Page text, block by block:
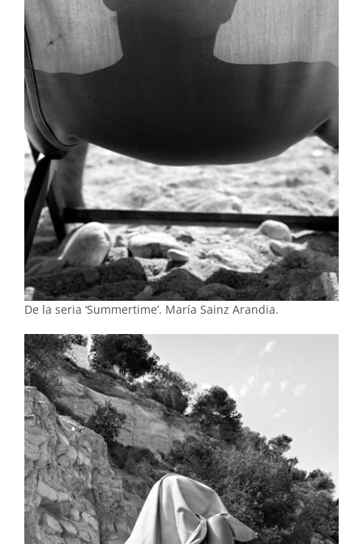
De la seria ‘Summertime’. María Sainz Arandia.